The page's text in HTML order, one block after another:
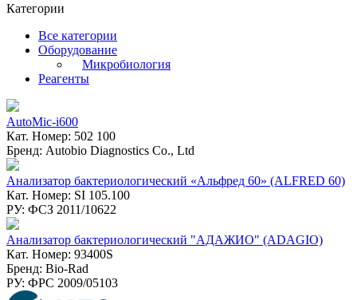
Категории
Все категории
Оборудование
Микробиология
Реагенты
AutoMic-i600
Кат. Номер: 502 100
Бренд: Autobio Diagnostics Co., Ltd
Анализатор бактериологический «Альфред 60» (ALFRED 60)
Кат. Номер: SI 105.100
РУ: ФСЗ 2011/10622
Анализатор бактериологический "АДАЖИО" (ADAGIO)
Кат. Номер: 93400S
Бренд: Bio-Rad
РУ: ФPC 2009/05103